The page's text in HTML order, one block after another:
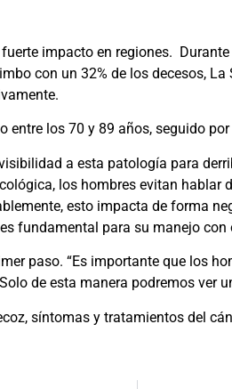
impacto en regiones.
con un 32% de los decesos, La
los 70 y 89 años, seguido
a esta patología para
los hombres evitan
esto impacta de forma
fundamental para su manejo
paso. “Es importante que los
de esta manera podremos ver
síntomas y tratamientos del